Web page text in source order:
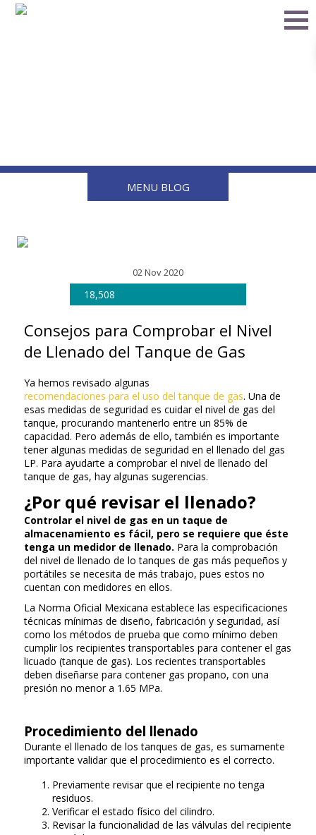
MENU BLOG
02 Nov 2020
18,508
Consejos para Comprobar el Nivel
de Llenado del Tanque de Gas
Ya hemos revisado algunas
recomendaciones para el uso del tanque de gas. Una de
esas medidas de seguridad es cuidar el nivel de gas del
tanque, procurando mantenerlo entre un 85% de
capacidad. Pero además de ello, también es importante
tener algunas medidas de seguridad en el llenado del gas
LP. Para ayudarte a comprobar el nivel de llenado del
tanque de gas, hay algunas sugerencias.
¿Por qué revisar el llenado?
Controlar el nivel de gas en un taque de
almacenamiento es fácil, pero se requiere que éste
tenga un medidor de llenado. Para la comprobación
del nivel de llenado de lo tanques de gas más pequeños y
portátiles se necesita de más trabajo, pues estos no
cuentan con medidores en ellos.
La Norma Oficial Mexicana establece las especificaciones
técnicas mínimas de diseño, fabricación y seguridad, así
como los métodos de prueba que como mínimo deben
cumplir los recipientes transportables para contener el gas
licuado (tanque de gas). Los recientes transportables
deben diseñarse para contener gas propano, con una
presión no menor a 1.65 MPa.
Procedimiento del llenado
Durante el llenado de los tanques de gas, es sumamente
importante validar que el procedimiento es el correcto.
Previamente revisar que el recipiente no tenga
residuos.
Verificar el estado físico del cilindro.
Revisar la funcionalidad de las válvulas del recipiente